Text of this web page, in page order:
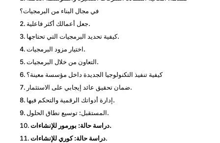
في مجال البناء من البرمجيات؟
جعل أعمالك أكثر فاعلية.
كيفية تحديد البرمجيات التي تحتاجها.
اختيار مزود البرمجيات.
التعاون من خلال البرمجيات.
كيفية تنفيذ التكنولوجيا الجديدة داخل مؤسسة معينة؟
ضمان تحقيق عائد إيجابي على الاستثمار.
إدارة أدواتك الرقمیة والتحكم فیھا.
المستقبل: توسيع نطاق الحلول.
دراسة حالة: بورمور للإنشاءات
.
دراسة حالة: كوري للإنشاءات
.